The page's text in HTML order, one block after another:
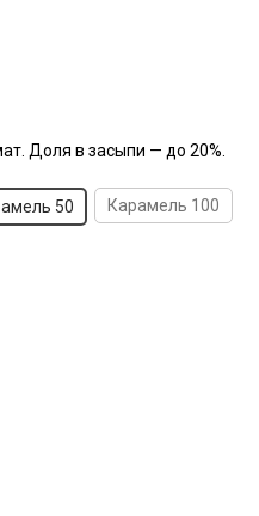
Доля в засыпи — до 20%.
50 Карамель 100